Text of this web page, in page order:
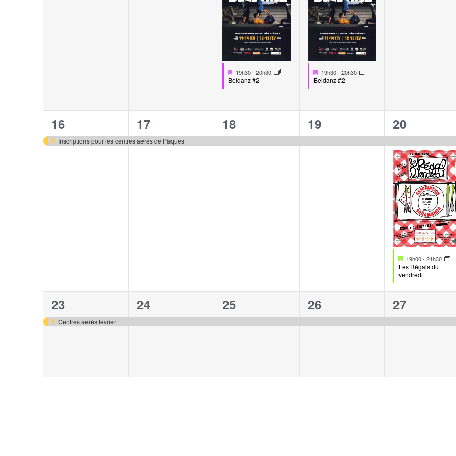
Mis
en
19h30- 20h30
Beldanz #2
Mis
en
19h30- 20h30
Beldanz #2
1
évènement,
16
Mis
Inscriptions pour les centres aérés de Pâques
1
évènement,
17
1
évènement,
18
1
évènement,
19
2
20
Mis
en
avant
19h00-21h30
Les Régals du
vendredi
1
évènement,
23
Mis
Centres aérés février
1
évènement,
24
1
évènement,
25
1
évènement,
26
1
27